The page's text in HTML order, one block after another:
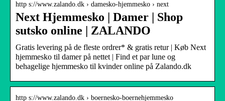
http s://www.zalando.dk › damesko-hjemmesko › next
Next Hjemmesko | Damer | Shop
sutsko online | ZALANDO
Gratis levering på de fleste ordrer* & gratis retur | Køb Next
hjemmesko til damer på nettet | Find et par lune og
behagelige hjemmesko til kvinder online på Zalando.dk
http s://www.zalando.dk › boernesko-boernehjemmesko